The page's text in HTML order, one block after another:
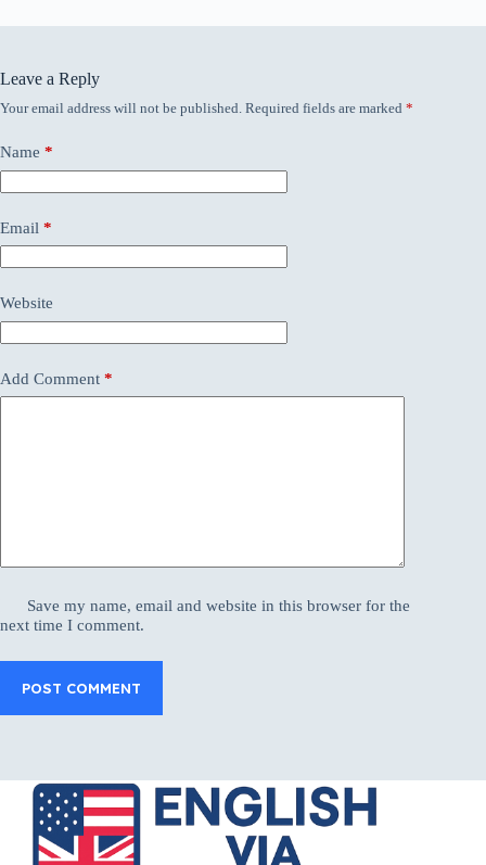
Leave a Reply
Your email address will not be published. Required fields are marked *
Name *
Email *
Website
Add Comment *
Save my name, email and website in this browser for the
next time I comment.
POST COMMENT